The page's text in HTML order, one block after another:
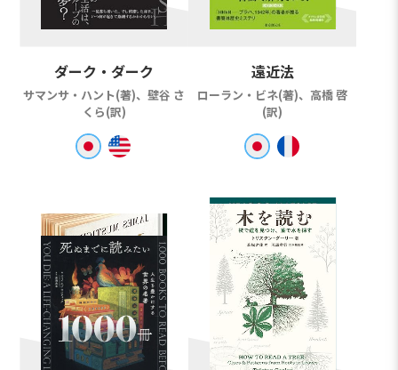
ダーク・ダーク
サマンサ・ハント(著)、壁谷 さ
くら(訳)
遠近法
ローラン・ビネ(著)、高橋 啓
(訳)